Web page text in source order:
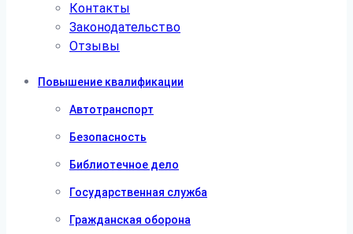
Контакты
Законодательство
Отзывы
Повышение квалификации
Автотранспорт
Безопасность
Библиотечное дело
Государственная служба
Гражданская оборона